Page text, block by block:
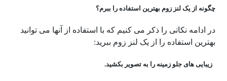
چگونه از یک لنز زوم بهترین استفاده را ببرم؟
در ادامه نکاتی را ذکر می کنیم که با استفاده از آنها می توانید
بهترین استفاده را از یک لنز زوم ببرید:
زیبایی های جلو زمینه را به تصویر بکشید.